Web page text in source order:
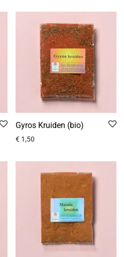
Gyros Kruiden (bio)
€ 1,50